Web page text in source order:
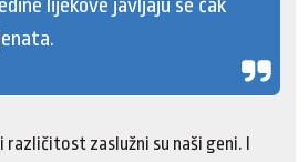
lijekove javljaju se čak
zaslužni su naši geni. I